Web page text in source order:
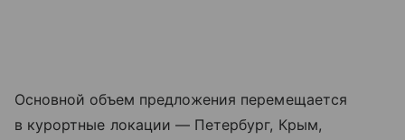
Основной объем предложения перемещается
в курортные локации — Петербург, Крым,